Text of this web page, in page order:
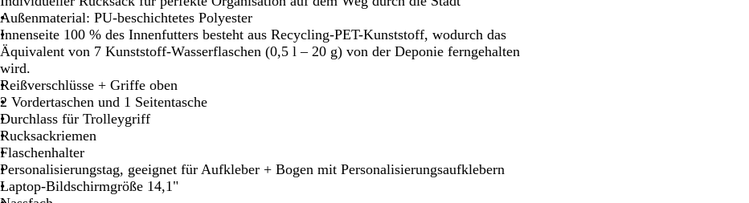
Schwenken.
Schwenken.
Außenmaterial: PU-beschichtetes Polyester
Innenseite 100 % des Innenfutters besteht aus Recycling-PET-Kunststoff, wodurch das
Äquivalent von 7 Kunststoff-Wasserflaschen (0,5 l – 20 g) von der Deponie ferngehalten
wird.
Reißverschlüsse + Griffe oben
2 Vordertaschen und 1 Seitentasche
Durchlass für Trolleygriff
Rucksackriemen
Flaschenhalter
Personalisierungstag, geeignet für Aufkleber + Bogen mit Personalisierungsaufklebern
Laptop-Bildschirmgröße 14,1"